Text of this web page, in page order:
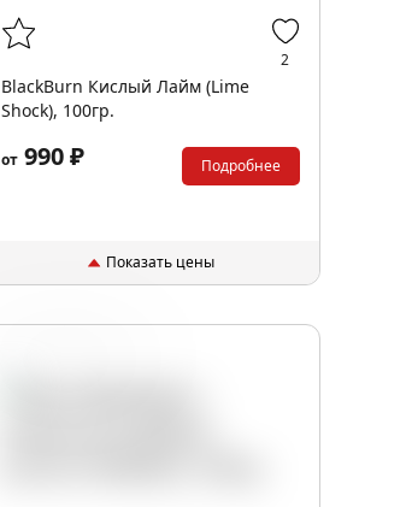
2
BlackBurn Кислый Лайм (Lime
Shock), 100гр.
от990 ₽ Подробнее
Показать цены